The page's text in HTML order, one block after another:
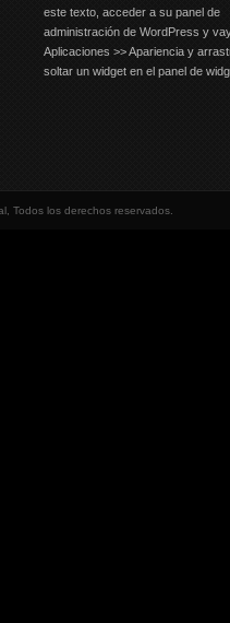
este texto, acceder a su panel de
administración de WordPress y
Aplicaciones >> Apariencia y
soltar un widget en el panel de
Todos los derechos reservados.